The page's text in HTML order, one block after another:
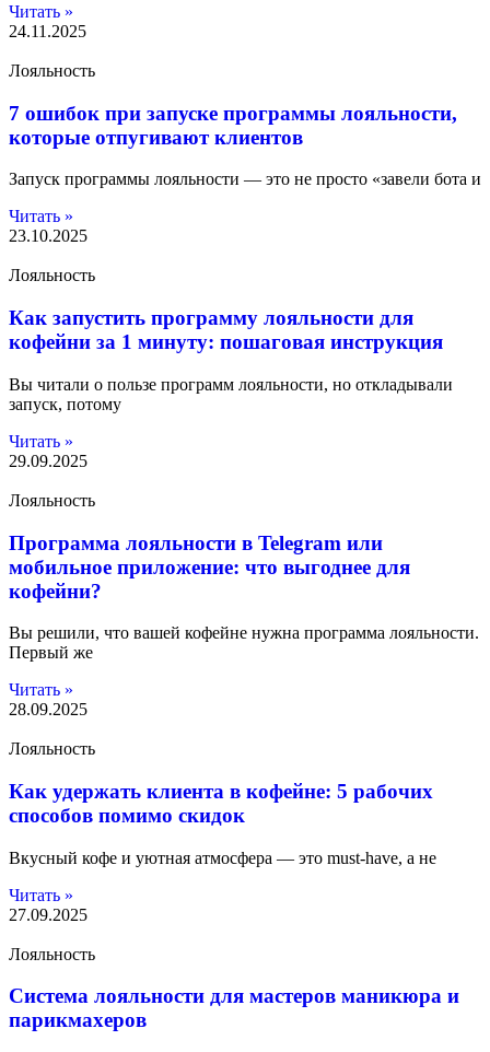
Читать »
24.11.2025
Лояльность
7 ошибок при запуске программы лояльности,
которые отпугивают клиентов
Запуск программы лояльности — это не просто «завели бота и
Читать »
23.10.2025
Лояльность
Как запустить программу лояльности для
кофейни за 1 минуту: пошаговая инструкция
Вы читали о пользе программ лояльности, но откладывали
запуск, потому
Читать »
29.09.2025
Лояльность
Программа лояльности в Telegram или
мобильное приложение: что выгоднее для
кофейни?
Вы решили, что вашей кофейне нужна программа лояльности.
Первый же
Читать »
28.09.2025
Лояльность
Как удержать клиента в кофейне: 5 рабочих
способов помимо скидок
Вкусный кофе и уютная атмосфера — это must-have, а не
Читать »
27.09.2025
Лояльность
Система лояльности для мастеров маникюра и
парикмахеров